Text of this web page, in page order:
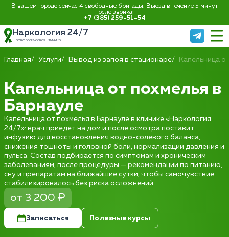
В вашем городе сейчас 4 свободные бригады. Выезд в течение 5 минут
после звонка:
+7 (385) 259-51-54
Наркология 24/7
Наркологическая клиника
Главная Услуги Вывод из запоя в стационаре Капельница
Капельница от похмелья в
Барнауле
Капельница от похмелья в Барнауле в клинике «Наркология
24/7»: врач приедет на дом и после осмотра поставит
инфузию для восстановления водно-солевого баланса,
снижения тошноты и головной боли, нормализации давления и
пульса. Состав подбирается по симптомам и хроническим
заболеваниям, после процедуры — рекомендации по питанию,
сну и препаратам на ближайшие сутки, чтобы самочувствие
стабилизировалось без риска осложнений.
от 3 200 ₽
Записаться Полезные курсы